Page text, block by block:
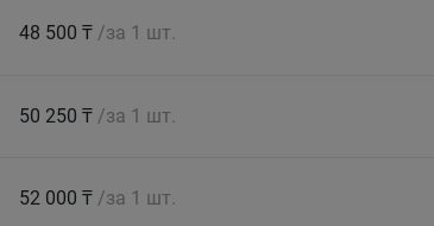
48 500 ₸ /за 1 шт.
50 250 ₸ /за 1 шт.
52 000 ₸ /за 1 шт.